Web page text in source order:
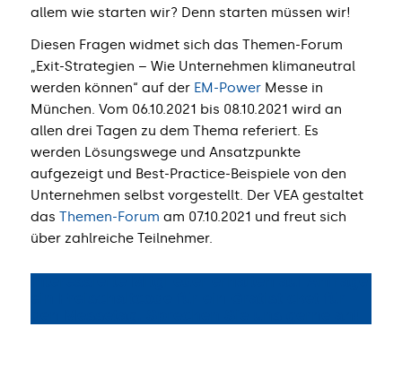
allem wie starten wir? Denn starten müssen wir!
Diesen Fragen widmet sich das Themen-Forum
„Exit-Strategien – Wie Unternehmen klimaneutral
werden können“ auf der EM-PowerMesse in
München. Vom 06.10.2021 bis 08.10.2021 wird an
allen drei Tagen zu dem Thema referiert. Es
werden Lösungswege und Ansatzpunkte
aufgezeigt und Best-Practice-Beispiele von den
Unternehmen selbst vorgestellt. Der VEA gestaltet
das Themen-Forum am 07.10.2021 und freut sich
über zahlreiche Teilnehmer.